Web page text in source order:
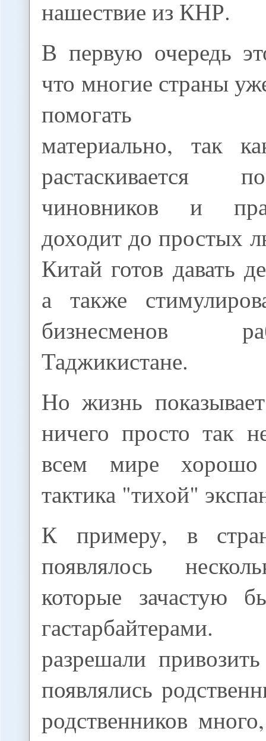
нашествие из КНР.
В первую очередь
что многие страны
помогать
материально, так
растаскивается
чиновников и
доходит до простых
Китай готов давать
а также
бизнесменов
Таджикистане.
Но жизнь
ничего просто так
всем мире хорошо
тактика "тихой"
К примеру, в
появлялось
которые зачастую
разрешали
появлялись
родственников